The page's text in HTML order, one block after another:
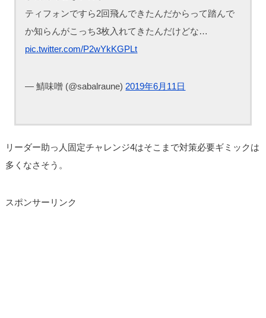
ティフォンですら2回飛んできたんだからって踏んで
か知らんがこっち3枚入れてきたんだけどな…
pic.twitter.com/P2wYkKGPLt
— 鯖味噌 (@sabalraune) 2019年6月11日
リーダー助っ人固定チャレンジ4はそこまで対策必要ギミックは
多くなさそう。
スポンサーリンク